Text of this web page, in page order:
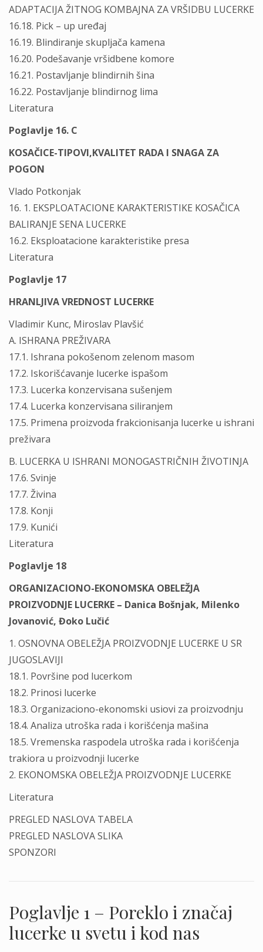
ADAPTACIJA ŽITNOG KOMBAJNA ZA VRŠIDBU LUCERKE
16.18. Pick – up uređaj
16.19. Blindiranje skupljača kamena
16.20. Podešavanje vršidbene komore
16.21. Postavljanje blindirnih šina
16.22. Postavljanje blindirnog lima
Literatura
Poglavlje 16. C
KOSAČICE-TIPOVI,KVALITET RADA I SNAGA ZA
POGON
Vlado Potkonjak
16. 1. EKSPLOATACIONE KARAKTERISTIKE KOSAČICA
BALIRANJE SENA LUCERKE
16.2. Eksploatacione karakteristike presa
Literatura
Poglavlje 17
HRANLJIVA VREDNOST LUCERKE
Vladimir Kunc, Miroslav Plavšić
A. ISHRANA PREŽIVARA
17.1. Ishrana pokošenom zelenom masom
17.2. Iskorišćavanje lucerke ispašom
17.3. Lucerka konzervisana sušenjem
17.4. Lucerka konzervisana siliranjem
17.5. Primena proizvoda frakcionisanja lucerke u ishrani
preživara
B. LUCERKA U ISHRANI MONOGASTRIČNIH ŽIVOTINJA
17.6. Svinje
17.7. Živina
17.8. Konji
17.9. Kunići
Literatura
Poglavlje 18
ORGANIZACIONO-EKONOMSKA OBELEŽJA
PROIZVODNJE LUCERKE – Danica Bošnjak, Milenko
Jovanović, Đoko Lučić
1. OSNOVNA OBELEŽJA PROIZVODNJE LUCERKE U SR
JUGOSLAVIJI
18.1. Površine pod lucerkom
18.2. Prinosi lucerke
18.3. Organizaciono-ekonomski usiovi za proizvodnju
18.4. Analiza utroška rada i korišćenja mašina
18.5. Vremenska raspodela utroška rada i korišćenja
trakiora u proizvodnji lucerke
2. EKONOMSKA OBELEŽJA PROIZVODNJE LUCERKE
Literatura
PREGLED NASLOVA TABELA
PREGLED NASLOVA SLIKA
SPONZORI
Poglavlje 1 – Poreklo i značaj
lucerke u svetu i kod nas